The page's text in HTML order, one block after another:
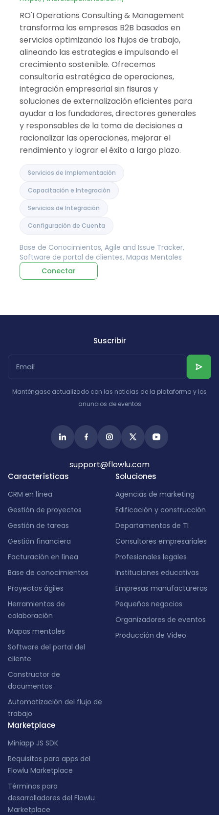
Israel
India
RO'I Operations Consulting & Management
transforma las empresas B2B basadas en
servicios optimizando los flujos de trabajo,
alineando las estrategias e impulsando el
crecimiento sostenible. Ofrecemos
consultoría estratégica de operaciones,
integración empresarial sin fisuras y
soluciones de externalización eficientes para
ayudar a los fundadores, directores generales
y responsables de la toma de decisiones a
racionalizar las operaciones, mejorar el
rendimiento y lograr el éxito a largo plazo.
Servicios de Implementación
Capacitación e Integración
Servicios de Integración
Configuración de Cuenta
Base de Conocimientos, Agile and Issue Tracker,
Software de portal de clientes, Mapas Mentales
Conectar
Características
CRM en línea
Gestión de proyectos
Gestión de tareas
Gestión financiera
Facturación en línea
Base de conocimientos
Proyectos ágiles
Herramientas de
colaboración
Mapas mentales
Software del portal del
cliente
Constructor de
documentos
Automatización del flujo de
trabajo
Marketplace
Miniapp JS SDK
Requisitos para apps del
Flowlu Marketplace
Términos para
desarrolladores del Flowlu
Marketplace
Soluciones
Agencias de marketing
Edificación y construcción
Departamentos de TI
Consultores empresariales
Profesionales legales
Instituciones educativas
Empresas manufactureras
Pequeños negocios
Organizadores de eventos
Producción de Vídeo
Suscribir
Manténgase actualizado con las noticias de la plataforma y los
anuncios de eventos
support@flowlu.com